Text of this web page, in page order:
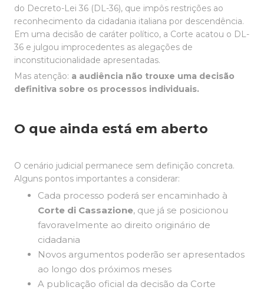
do Decreto-Lei 36 (DL-36), que impôs restrições ao
reconhecimento da cidadania italiana por descendência.
Em uma decisão de caráter político, a Corte acatou o DL-
36 e julgou improcedentes as alegações de
inconstitucionalidade apresentadas.
Mas atenção: a audiência não trouxe uma decisão
definitiva sobre os processos individuais.
O que ainda está em aberto
O cenário judicial permanece sem definição concreta.
Alguns pontos importantes a considerar:
Cada processo poderá ser encaminhado à
Corte di Cassazione, que já se posicionou
favoravelmente ao direito originário de
cidadania
Novos argumentos poderão ser apresentados
ao longo dos próximos meses
A publicação oficial da decisão da Corte